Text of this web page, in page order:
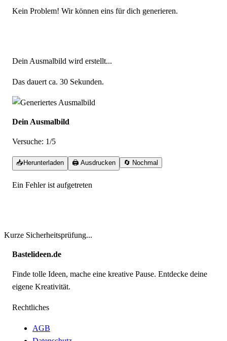
Kein Problem! Wir können eins für dich generieren.
Dein Ausmalbild wird erstellt...
Das dauert ca. 30 Sekunden.
Dein Ausmalbild
Versuche: 1/5
📥 Herunterladen 🖨️ Ausdrucken 🔄 Nochmal
Ein Fehler ist aufgetreten
Kurze Sicherheitsprüfung...
Bastelideen.de
Finde tolle Ideen, mache eine kreative Pause. Entdecke deine
eigene Kreativität.
Rechtliches
AGB